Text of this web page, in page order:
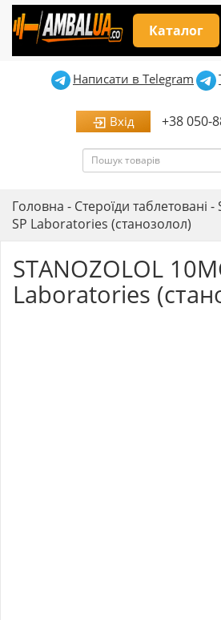
Каталог
Написати в Telegram
Вхід +38 050-
Пошук
Головна - Стероїди таблетовані -
SP Laboratories (станозолол)
STANOZOLOL
Laboratories